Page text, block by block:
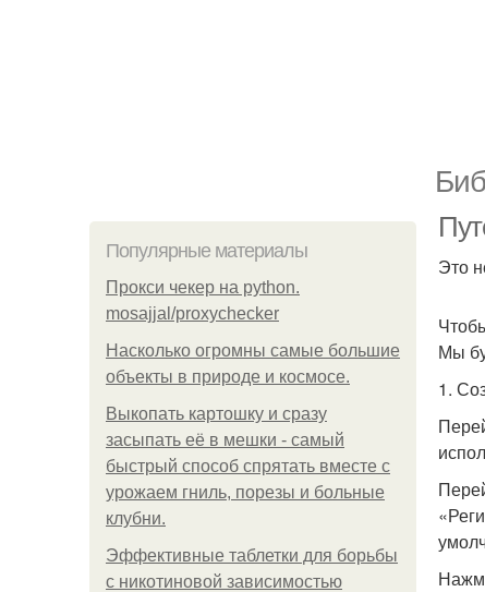
Популярные материалы
Прокси чекер на python.
mosajjal/proxychecker
Насколько огромны самые большие
объекты в природе и космосе.
Выкопать картошку и сразу
засыпать её в мешки - самый
быстрый способ спрятать вместе с
урожаем гниль, порезы и больные
клубни.
Эффективные таблетки для борьбы
с никотиновой зависимостью
Это
Мы
1.